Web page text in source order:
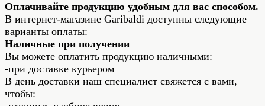
Оплачивайте продукцию удобным для вас способом.
В интернет-магазине Garibaldi доступны следующие
варианты оплаты:
Наличные при получении
Вы можете оплатить продукцию наличными:
-при доставке курьером
В день доставки наш специалист свяжется с вами,
чтобы: